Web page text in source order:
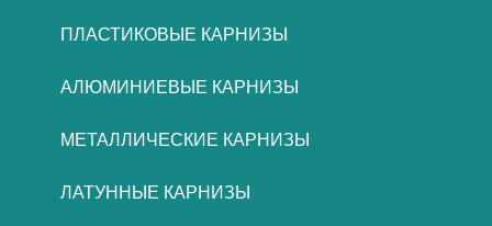
ПЛАСТИКОВЫЕ КАРНИЗЫ
АЛЮМИНИЕВЫЕ КАРНИЗЫ
МЕТАЛЛИЧЕСКИЕ КАРНИЗЫ
ЛАТУННЫЕ КАРНИЗЫ